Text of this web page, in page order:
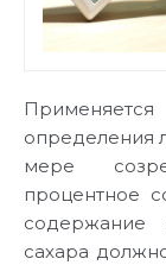
определения
мере
процентное
содержание
сахара